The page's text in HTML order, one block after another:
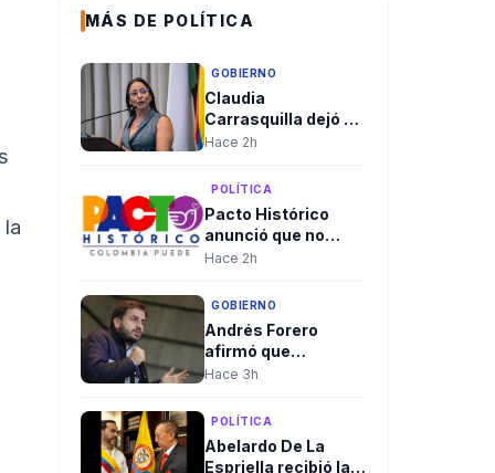
MÁS DE POLÍTICA
GOBIERNO
Claudia
Carrasquilla dejó el
Concejo de Medellín
Defensa recibió
respaldos
Hace 2h
POLÍTICA
Pacto Histórico
anunció que no
asistirá a la
presidencial del 7
Hace 2h
GOBIERNO
Andrés Forero
afirmó que
interventor de la
Iván Ospina
por $315 millones
Hace 3h
POLÍTICA
Abelardo De La
Espriella recibió la